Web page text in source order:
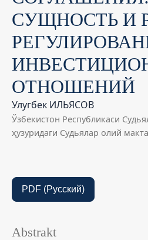
СУЩНОСТЬ И
ОТНОШЕНИЙ
Улугбек ИЛЬЯСОВ
Ўзбекистон Республикаси
ҳузуридаги Судьялар олий
PDF (Русский)
Abstrakt